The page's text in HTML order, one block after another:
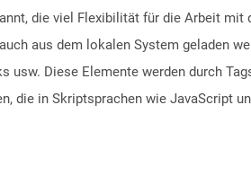
die viel Flexibilität für die Arbeit mit
aus dem lokalen System geladen
usw. Diese Elemente werden durch
die in Skriptsprachen wie JavaScript